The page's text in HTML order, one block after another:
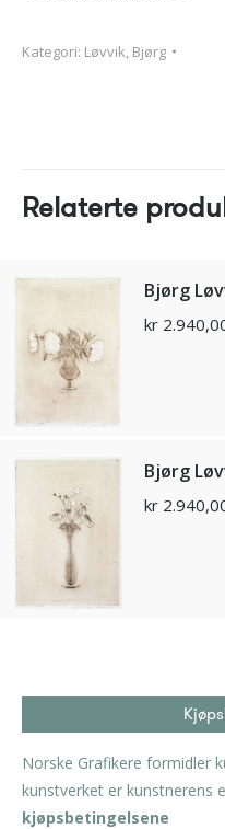
Kategori: Løvvik, Bjørg
Relaterte
Bjørg
kr
Bjørg
kr
Norske Grafikere formidler
kunstverket er kunstnerens
kjøpsbetingelsene